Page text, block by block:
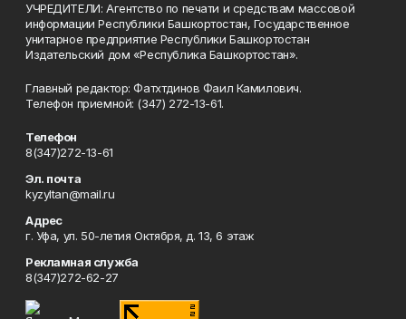
УЧРЕДИТЕЛИ: Агентство по печати и средствам массовой
информации Республики Башкортостан, Государственное
унитарное предприятие Республики Башкортостан
Издательский дом «Республика Башкортостан».
Главный редактор: Фатхтдинов Фаил Камилович.
Телефон приемной: (347) 272-13-61.
Телефон
8(347)272-13-61
Эл. почта
kyzyltan@mail.ru
Адрес
г. Уфа, ул. 50-летия Октября, д. 13, 6 этаж
Рекламная служба
8(347)272-62-27